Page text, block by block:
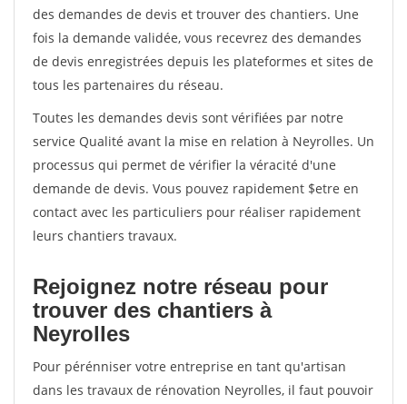
des demandes de devis et trouver des chantiers. Une
fois la demande validée, vous recevrez des demandes
de devis enregistrées depuis les plateformes et sites de
tous les partenaires du réseau.
Toutes les demandes devis sont vérifiées par notre
service Qualité avant la mise en relation à Neyrolles. Un
processus qui permet de vérifier la véracité d'une
demande de devis. Vous pouvez rapidement $etre en
contact avec les particuliers pour réaliser rapidement
leurs chantiers travaux.
Rejoignez notre réseau pour
trouver des chantiers à
Neyrolles
Pour pérénniser votre entreprise en tant qu'artisan
dans les travaux de rénovation Neyrolles, il faut pouvoir